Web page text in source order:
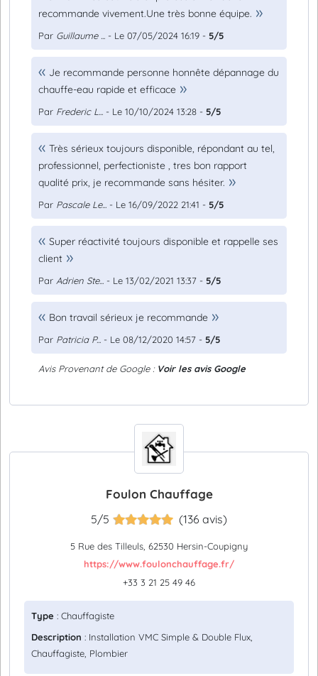
recommande vivement.Une très bonne équipe.
Par Guillaume ... - Le 07/05/2024 16:19 - 5/5
Je recommande personne honnête dépannage du
chauffe-eau rapide et efficace
Par Frederic L... - Le 10/10/2024 13:28 - 5/5
Très sérieux toujours disponible, répondant au tel,
professionnel, perfectioniste , tres bon rapport
qualité prix, je recommande sans hésiter.
Par Pascale Le... - Le 16/09/2022 21:41 - 5/5
Super réactivité toujours disponible et rappelle ses
client
Par Adrien Ste... - Le 13/02/2021 13:37 - 5/5
Bon travail sérieux je recommande
Par Patricia P... - Le 08/12/2020 14:57 - 5/5
Avis Provenant de Google : Voir les avis Google
Foulon Chauffage
5/5 (136 avis)
5 Rue des Tilleuls, 62530 Hersin-Coupigny
https://www.foulonchauffage.fr/
+33 3 21 25 49 46
Type : Chauffagiste
Description : Installation VMC Simple & Double Flux,
Chauffagiste, Plombier